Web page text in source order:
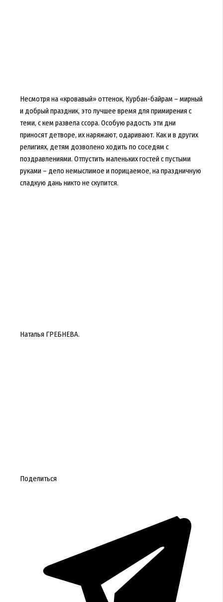
Несмотря на «кровавый» оттенок, Курбан-байрам – мирный
и добрый праздник, это лучшее время для примирения с
теми, с кем развела ссора. Особую радость эти дни
приносят детворе, их наряжают, одаривают. Как и в других
религиях, детям дозволено ходить по соседям с
поздравлениями. Отпустить маленьких гостей с пустыми
руками – дело немыслимое и порицаемое, на праздничную
сладкую дань никто не скупится.
Наталья ГРЕБНЕВА.
Поделиться